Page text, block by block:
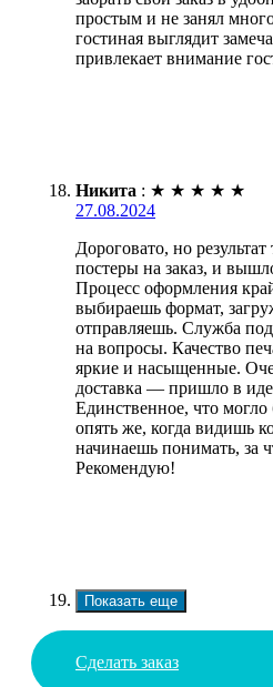
простым и не занял
гостиная выглядит
привлекает внимание
Никита : ★ ★ ★ ★ ★
27.08.2024
Дороговато, но результат
постеры на заказ, и
Процесс оформления
выбираешь формат,
отправляешь. Служба
на вопросы. Качество
яркие и насыщенные.
доставка — пришло в
Единственное, что
опять же, когда видишь
начинаешь понимать, за
Рекомендую!
Показать еще
Сделать заказ